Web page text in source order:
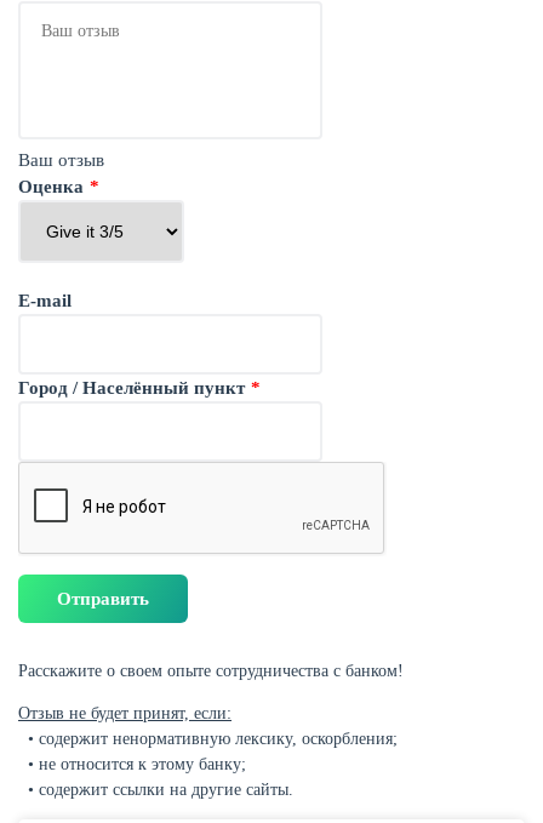
Ваш отзыв
Оценка
E-mail
Город / Населённый пункт
Расскажите о своем опыте сотрудничества с банком!
Отзыв не будет принят, если:
• содержит ненормативную лексику, оскорбления;
• не относится к этому банку;
• содержит ссылки на другие сайты.